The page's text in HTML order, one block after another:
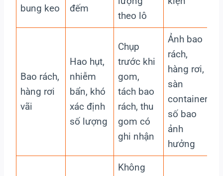
bung keo
đếm
theo lô
Bao rách,
hàng rơi
vãi
Hao hụt,
nhiễm
bẩn, khó
xác định
số lượng
Chụp
trước khi
gom,
tách bao
rách, thu
gom có
ghi nhận
Ảnh bao
rách,
hàng rơi,
sàn
container,
số bao
ảnh
hưởng
Không